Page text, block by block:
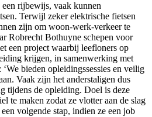
rijbewijs, vaak kunnen
Terwijl zeker elektrische fietsen
zijn om woon-werk-verkeer te
Robrecht Bothuyne schepen voor
een project waarbij leefloners op
krijgen, in samenwerking met
bieden opleidingssessies en veilig
Vaak zijn het anderstaligen dus
tijdens de opleiding. Doel is deze
te maken zodat ze vlotter aan de slag
volgende stap, indien ze een job